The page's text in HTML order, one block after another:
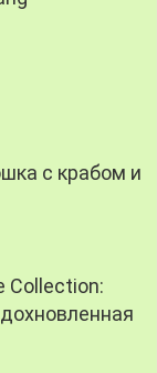
с крабом и
Collection: